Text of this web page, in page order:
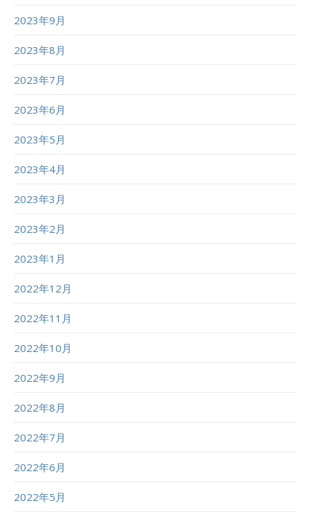
2023年9月
2023年8月
2023年7月
2023年6月
2023年5月
2023年4月
2023年3月
2023年2月
2023年1月
2022年12月
2022年11月
2022年10月
2022年9月
2022年8月
2022年7月
2022年6月
2022年5月